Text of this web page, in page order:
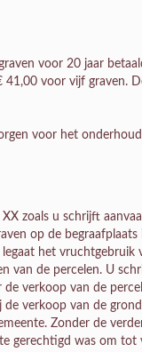
voor 20 jaar
voor vijf graven.
voor het
zoals u schrijft
op de begraafplaats
het vruchtgebruik
van de percelen. U
verkoop van de
de verkoop van de grond
Zonder de
gerechtigd was om tot